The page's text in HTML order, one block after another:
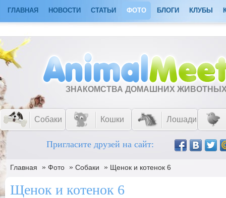
ГЛАВНАЯ НОВОСТИ СТАТЬИ ФОТО БЛОГИ КЛУБЫ
ЗНАКОМСТВА ДОМАШНИХ
Собаки Кошки Лошади
Пригласите друзей на сайт:
Главная » Фото » Собаки » Щенок и котенок 6
Щенок и котенок 6